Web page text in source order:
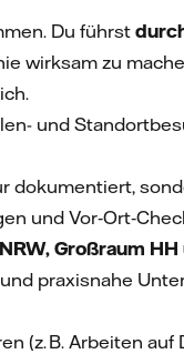
Du führst
wirksam zu
und
dokumentiert,
und
NRW, Großraum
praxisnahe
(z. B. Arbeiten